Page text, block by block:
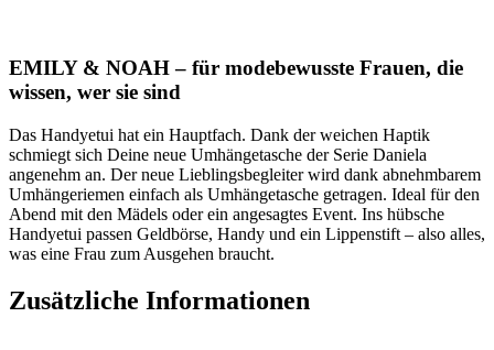
EMILY & NOAH – für modebewusste Frauen, die
wissen, wer sie sind
Das Handyetui hat ein Hauptfach. Dank der weichen Haptik
schmiegt sich Deine neue Umhängetasche der Serie Daniela
angenehm an. Der neue Lieblingsbegleiter wird dank abnehmbarem
Umhängeriemen einfach als Umhängetasche getragen. Ideal für den
Abend mit den Mädels oder ein angesagtes Event. Ins hübsche
Handyetui passen Geldbörse, Handy und ein Lippenstift – also alles,
was eine Frau zum Ausgehen braucht.
Zusätzliche Informationen